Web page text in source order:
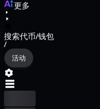
更多
搜索代币/钱包
/
活动